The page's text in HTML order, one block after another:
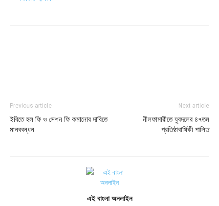
Previous article
ইবিতে হল ফি ও সেশন ফি কমানোর দাবিতে
মানববন্ধন
Next article
নীলফামারীতে যুবদলের ৪৭তম
প্রতিষ্ঠাবার্ষিকী পালিত
এই বাংলা অনলাইন